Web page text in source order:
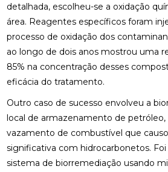
detalhada, escolheu-se a oxidação
área. Reagentes específicos foram
processo de oxidação dos
ao longo de dois anos mostrou uma
85% na concentração desses
eficácia do tratamento.
Outro caso de sucesso envolveu a
local de armazenamento de
vazamento de combustível que
significativa com hidrocarbonetos.
sistema de biorremediação usando